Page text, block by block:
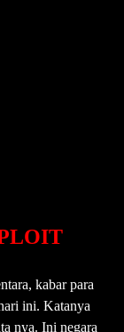
kabar para
ini. Katanya
nya. Ini negara